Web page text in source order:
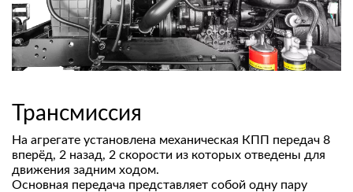
Трансмиссия
На агрегате установлена механическая КПП передач 8
вперёд, 2 назад, 2 скорости из которых отведены для
движения задним ходом.
Основная передача представляет собой одну пару